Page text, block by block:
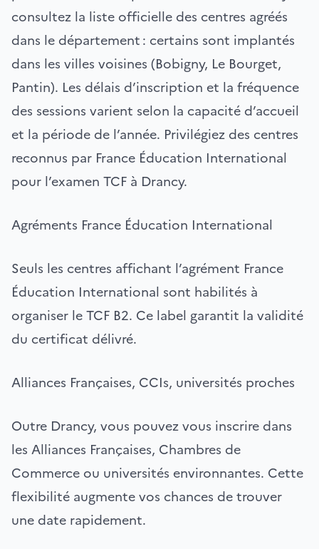
consultez la liste officielle des centres agréés
dans le département : certains sont implantés
dans les villes voisines (Bobigny, Le Bourget,
Pantin). Les délais d’inscription et la fréquence
des sessions varient selon la capacité d’accueil
et la période de l’année. Privilégiez des centres
reconnus par France Éducation International
pour l’examen TCF à Drancy.
Agréments France Éducation International
Seuls les centres affichant l’agrément France
Éducation International sont habilités à
organiser le TCF B2. Ce label garantit la validité
du certificat délivré.
Alliances Françaises, CCIs, universités proches
Outre Drancy, vous pouvez vous inscrire dans
les Alliances Françaises, Chambres de
Commerce ou universités environnantes. Cette
flexibilité augmente vos chances de trouver
une date rapidement.